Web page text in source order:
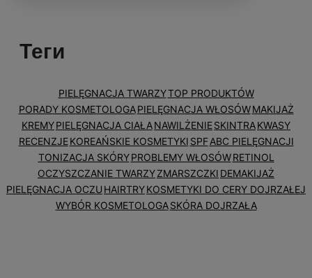
Теги
PIELĘGNACJA TWARZYTOP PRODUKTÓW
PORADY KOSMETOLOGA PIELĘGNACJA WŁOSÓW MAKIJAŻ
KREMYPIELĘGNACJA CIAŁANAWILŻENIESKINTRAKWASY
RECENZJE KOREAŃSKIE KOSMETYKI SPF ABC PIELĘGNACJI
TONIZACJA SKÓRY PROBLEMY WŁOSÓW RETINOL
OCZYSZCZANIE TWARZYZMARSZCZKI DEMAKIJAŻ
PIELĘGNACJA OCZU HAIRTRYKOSMETYKI DO CERY DOJRZAŁEJ
WYBÓR KOSMETOLOGA SKÓRA DOJRZAŁA